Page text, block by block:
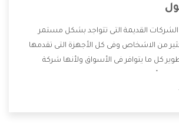
القديمة التى تتواجد بشكل مستمر
من الاشخاص وفى كل الأجهزة التى تقدمها
كل ما يتوافر فى الأسواق ولأنها شركة
العروض والخصومات التى تسهل على